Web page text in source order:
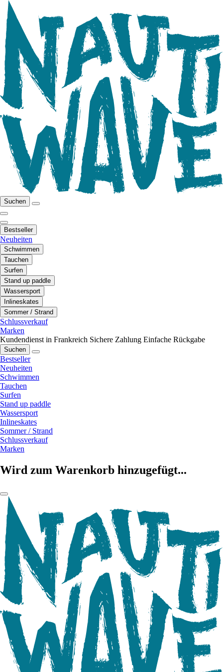
Suchen
Bestseller
Neuheiten
Schwimmen
Tauchen
Surfen
Stand up paddle
Wassersport
Inlineskates
Sommer / Strand
Schlussverkauf
Marken
Kundendienst in Frankreich Sichere Zahlung Einfache Rückgabe
Suchen
Bestseller
Neuheiten
Schwimmen
Tauchen
Surfen
Stand up paddle
Wassersport
Inlineskates
Sommer / Strand
Schlussverkauf
Marken
Wird zum Warenkorb hinzugefügt...